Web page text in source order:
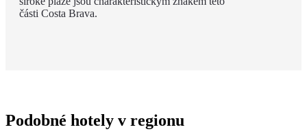
části Costa Brava.
Podobné hotely v regionu